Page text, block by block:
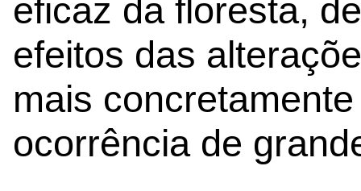
eficaz da floresta,
efeitos das
mais
ocorrência de